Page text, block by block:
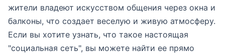
жители владеют искусством общения через окна и
балконы, что создает веселую и живую атмосферу.
Если вы хотите узнать, что такое настоящая
"социальная сеть", вы можете найти ее прямо